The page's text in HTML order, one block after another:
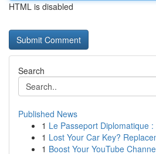
HTML is disabled
Search
Published News
1 Le Passeport Diplomatique
1 Lost Your Car Key?
1 Boost Your YouTube